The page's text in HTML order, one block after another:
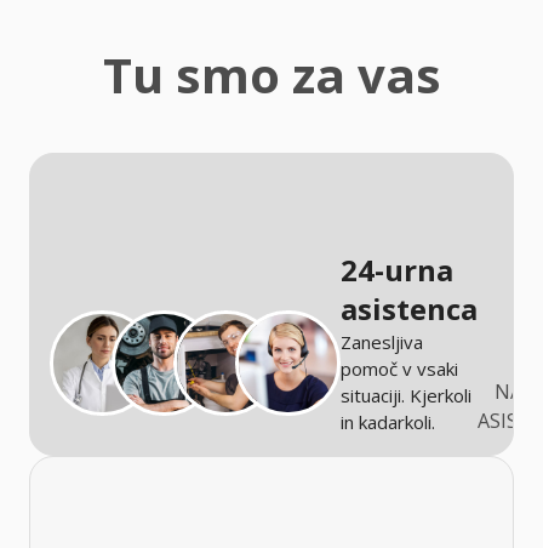
Tu smo za vas
24-urna
asistenca
Zanesljiva
pomoč v vsaki
situaciji. Kjerkoli
in kadarkoli.